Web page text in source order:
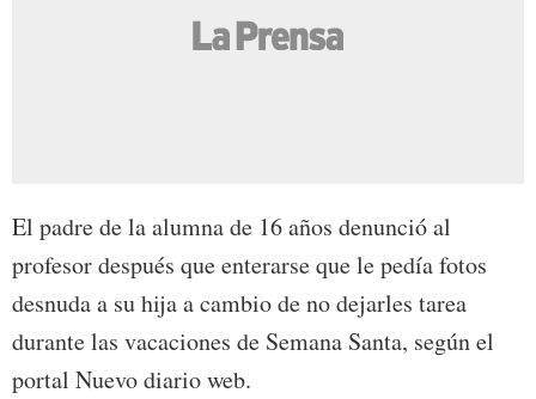
El padre de la alumna de 16 años denunció al
profesor después que enterarse que le pedía fotos
desnuda a su hija a cambio de no dejarles tarea
durante las vacaciones de Semana Santa, según el
portal Nuevo diario web.